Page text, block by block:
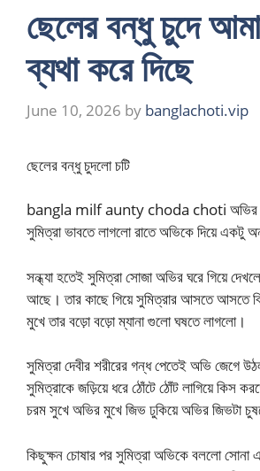
ছেলের বন্ধু চুদে
ব্যথা করে দিছে
June 10, 2026 by banglachoti.vip
ছেলের বন্ধু চুদলো চটি
bangla milf aunty choda choti অভির
সুমিত্রা ভাবতে লাগলো রাতে অভিকে দিয়ে একটু
সন্ধ্যা হতেই সুমিত্রা সোজা অভির ঘরে গিয়ে
আছে। তার কাছে গিয়ে সুমিত্রার আসতে আসতে
মুখে তার বড়ো বড়ো ম্যানা গুলো ঘষতে লাগলো।
সুমিত্রা দেবীর শরীরের গন্ধ পেতেই অভি জেগে
সুমিত্রাকে জড়িয়ে ধরে ঠোঁটে ঠোঁট লাগিয়ে কিস
চরম সুখে অভির মুখে জিভ ঢুকিয়ে অভির জিভটা
কিছুক্ষন চোষার পর সুমিত্রা অভিকে বললো